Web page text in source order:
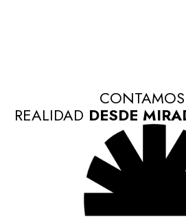
REALIDAD DESDE